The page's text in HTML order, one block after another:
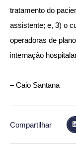
tratamento do
assistente; e, 3) o
operadoras de
internação
– Caio Santana
Compartilhar